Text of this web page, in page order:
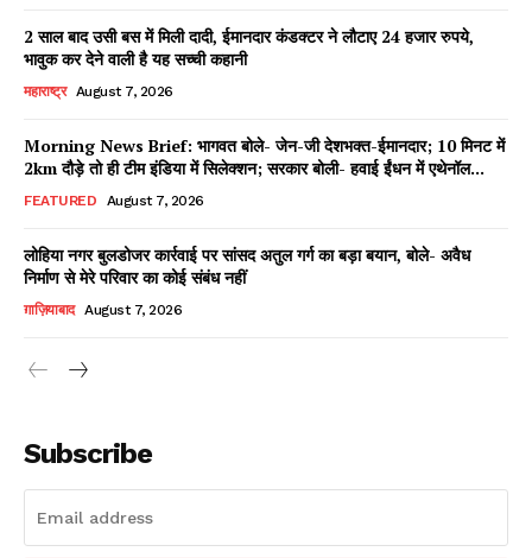
Facebook
X WhatsApp
Share
Read Latest News on AIN
2 साल बाद उसी बस में मिली दादी, ईमानदार कंडक्टर ने लौटाए 24 हजार रुपये,
भावुक कर देने वाली है यह सच्ची कहानी
महाराष्ट्र August 7, 2026
Morning News Brief: भागवत बोले- जेन-जी देशभक्त-ईमानदार; 10 मिनट में
2km दौड़े तो ही टीम इंडिया में सिलेक्शन; सरकार बोली- हवाई ईंधन में एथेनॉल...
FEATURED August 7, 2026
लोहिया नगर बुलडोजर कार्रवाई पर सांसद अतुल गर्ग का बड़ा बयान, बोले- अवैध
निर्माण से मेरे परिवार का कोई संबंध नहीं
ग़ाज़ियाबाद August 7, 2026
Subscribe